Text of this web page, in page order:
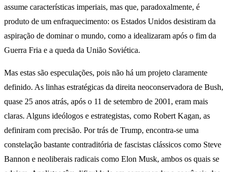
assume características imperiais, mas que, paradoxalmente, é
produto de um enfraquecimento: os Estados Unidos desistiram da
aspiração de dominar o mundo, como a idealizaram após o fim da
Guerra Fria e a queda da União Soviética.
Mas estas são especulações, pois não há um projeto claramente
definido. As linhas estratégicas da direita neoconservadora de Bush,
quase 25 anos atrás, após o 11 de setembro de 2001, eram mais
claras. Alguns ideólogos e estrategistas, como Robert Kagan, as
definiram com precisão. Por trás de Trump, encontra-se uma
constelação bastante contraditória de fascistas clássicos como Steve
Bannon e neoliberais radicais como Elon Musk, ambos os quais se